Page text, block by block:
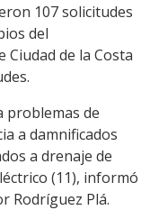
107 solicitudes
del
de la Costa
problemas de
a damnificados
a drenaje de
(11), informó
Rodríguez Plá.